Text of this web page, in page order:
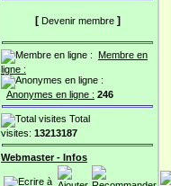
[ Devenir membre]
Membre en
ligne :
Anonymes en ligne : 246
Total
visites: 13213187
Webmaster - Infos